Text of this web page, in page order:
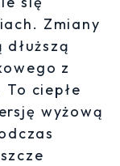
Zmiany
z
ciepłe
wyżową